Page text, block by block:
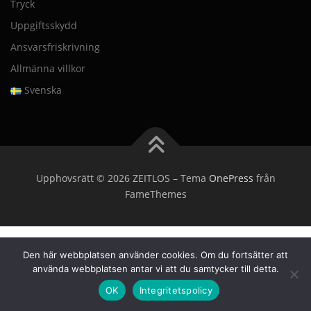
Tryck
Uppgiftsskydd
Ansvarsfriskrivning
Allmänna villkor
Svenska
Upphovsrätt © 2026 ZEITLOS – Tema OnePress från
FameThemes
Den här webbplatsen använder cookies. Om du fortsätter att
använda webbplatsen antar vi att du samtycker till detta.
OK
Integritetspolicy